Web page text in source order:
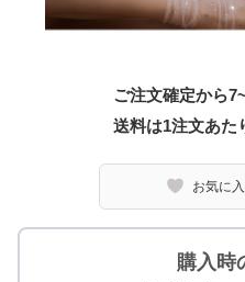
ご注文確定から
送料は1注文あた
お気に
購入時